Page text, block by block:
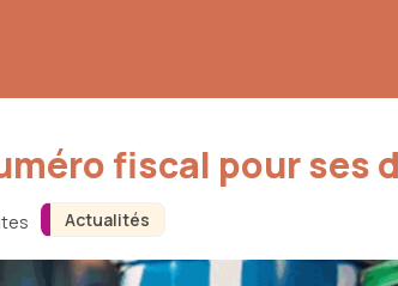
Actualités
fiscal pour